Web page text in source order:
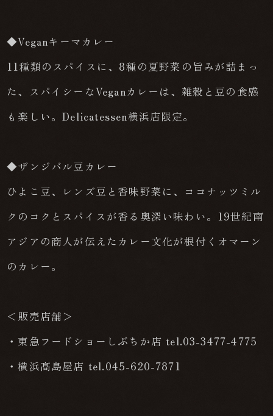
◆Veganキーマカレー
11種類のスパイスに、8種の夏野菜の旨みが詰まっ
た、スパイシーなVeganカレーは、雑穀と豆の食感
も楽しい。Delicatessen横浜店限定。
◆ザンジバル豆カレー
ひよこ豆、レンズ豆と香味野菜に、ココナッツミル
クのコクとスパイスが香る奥深い味わい。19世紀南
アジアの商人が伝えたカレー文化が根付くオマーン
のカレー。
＜販売店舗＞
・東急フードショーしぶちか店 tel.03-3477-4775
・横浜髙島屋店 tel.045-620-7871